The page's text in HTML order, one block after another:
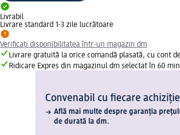
Livrabil
Livrare standard 1-3 zile lucrătoare
Verificați disponibilitatea într-un magazin dm
Livrare gratuită la orice comandă plasată, cu cont
Ridicare Expres din magazinul dm selectat în 60
Convenabil cu fiecare achiziție
Află mai multe despre garanția
de durată la dm.